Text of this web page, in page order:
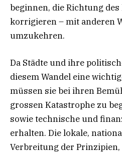
beginnen, die Richtung
korrigieren – mit anderen
umzukehren.
Da Städte und ihre
diesem Wandel eine
müssen sie bei ihren
grossen Katastrophe zu
sowie technische und
erhalten. Die lokale,
Verbreitung der Prinzipien,